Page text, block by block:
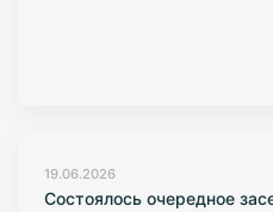
19.06.2026
Состоялось очередное